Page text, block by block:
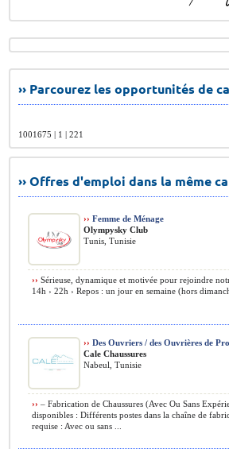
›› Parcourez les opportunités de
1001675 | 1 | 221
›› Offres d'emploi dans la même
›› Femme de Ménage
Olympysky Club
Tunis, Tunisie
›› Sérieuse, dynamique et motivée pour rejoindre
14h › 22h › Repos : un jour en semaine (hors
›› Des Ouvriers / des Ouvrières de
Cale Chaussures
Nabeul, Tunisie
›› – Fabrication de Chaussures (Avec Ou Sans
disponibles : Différents postes dans la chaîne de
requise : Avec ou sans ...